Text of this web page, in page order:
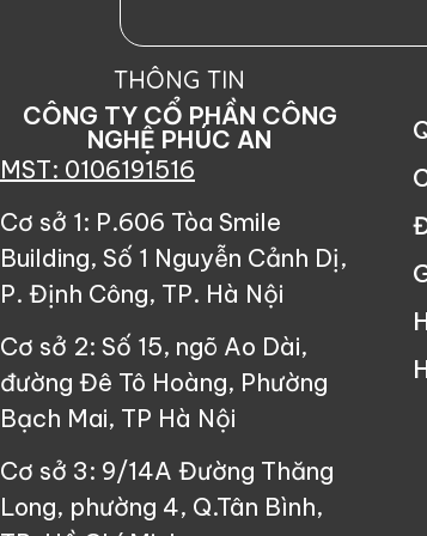
THÔNG TIN
CÔNG TY CỔ PHẦN CÔNG
NGHỆ PHÚC AN
MST: 0106191516
Cơ sở 1: P.606 Tòa Smile
Building, Số 1 Nguyễn Cảnh Dị,
P. Định Công, TP. Hà Nội
Cơ sở 2: Số 15, ngõ Ao Dài,
đường Đê Tô Hoàng, Phường
Bạch Mai, TP Hà Nội
Cơ sở 3: 9/14A Đường Thăng
Long, phường 4, Q.Tân Bình,